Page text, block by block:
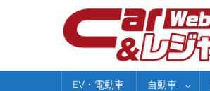
EV・電動車 自動車